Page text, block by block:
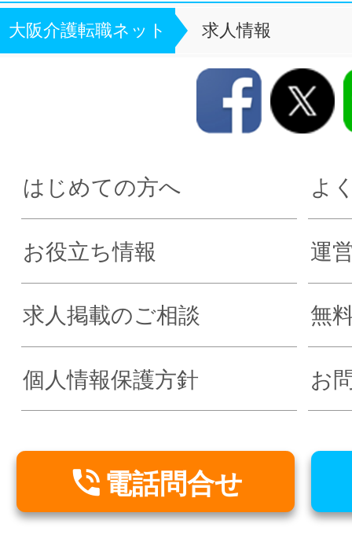
大阪介護転職ネット 求人情報
はじめての方へ よ
お役立ち情報 運
求人掲載のご相談 無
個人情報保護方針 お
 電話問合せ